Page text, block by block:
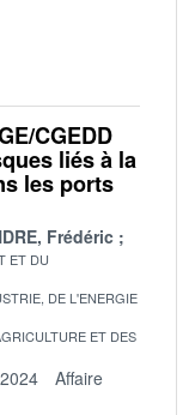
CGEDD
liés à la
les ports
Frédéric
ET DU
DE L'ENERGIE
ET DES
Affaire